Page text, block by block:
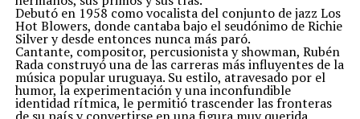
Debutó en 1958 como vocalista del conjunto de jazz Los
Hot Blowers, donde cantaba bajo el seudónimo de Richie
Silver y desde entonces nunca más paró.
Cantante, compositor, percusionista y showman, Rubén
Rada construyó una de las carreras más influyentes de la
música popular uruguaya. Su estilo, atravesado por el
humor, la experimentación y una inconfundible
identidad rítmica, le permitió trascender las fronteras